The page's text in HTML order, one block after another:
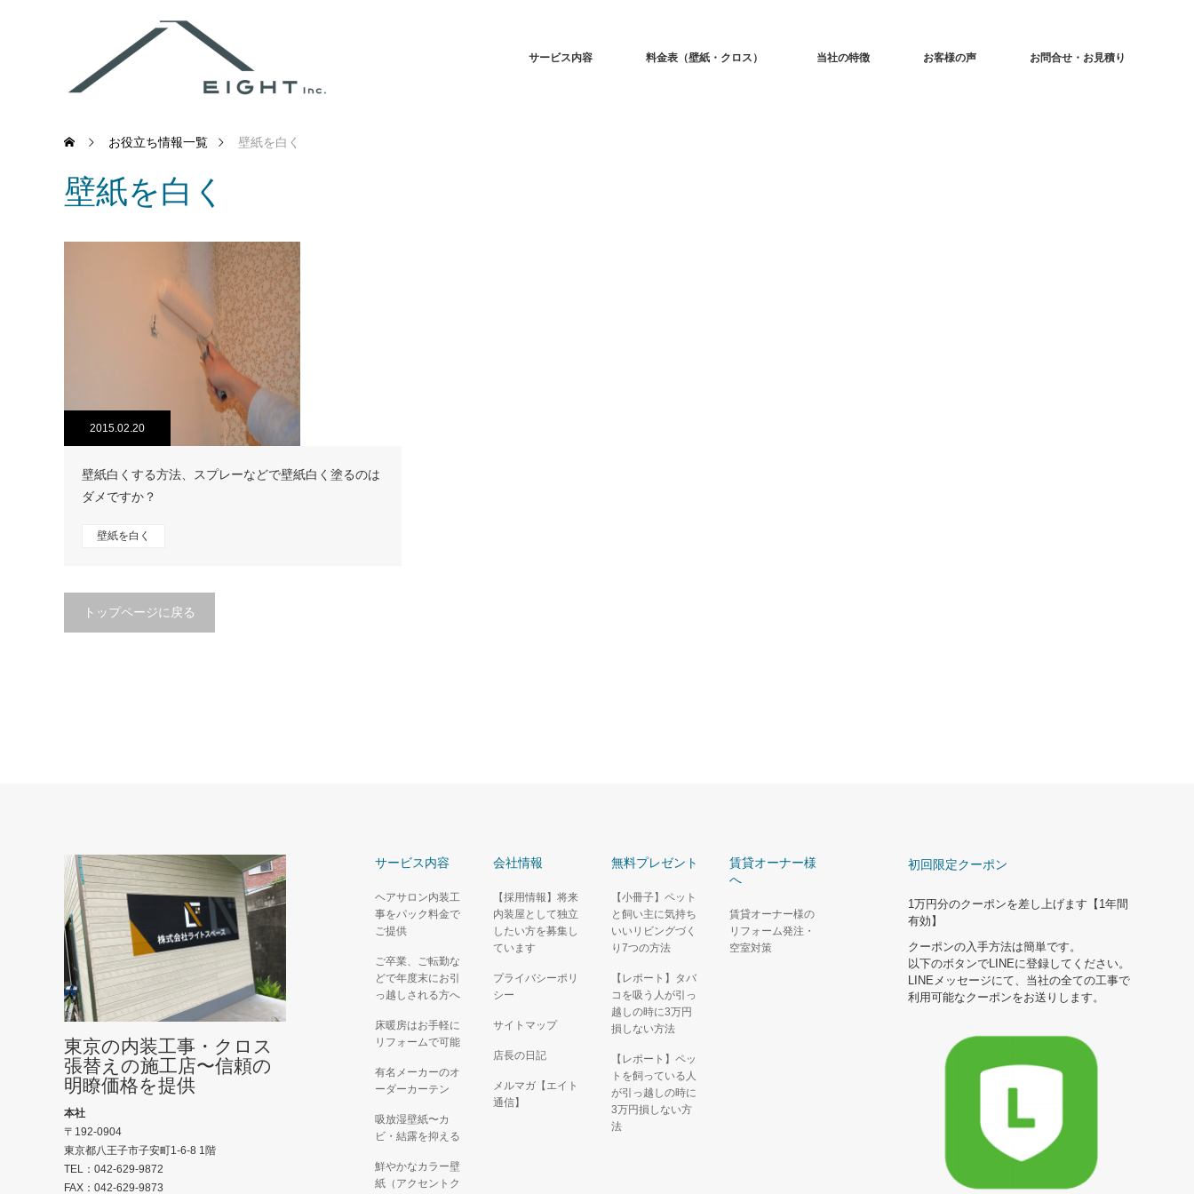
サービス内容 料金表（壁紙・クロス） 当社の特徴 お客様の声 お問合せ・お見積り
お役立ち情報一覧 壁紙を白く
壁紙を白く
2015.02.20
壁紙白くする方法、スプレーなどで壁紙白く塗るのは
ダメですか？
壁紙を白く
トップページに戻る
サービス内容
ヘアサロン内装工
事をパック料金で
ご提供
ご卒業、ご転勤な
どで年度末にお引
っ越しされる方へ
床暖房はお手軽に
リフォームで可能
有名メーカーのオ
ーダーカーテン
吸放湿壁紙〜カ
ビ・結露を抑える
鮮やかなカラー壁
紙（アクセントク
会社情報
【採用情報】将来
内装屋として独立
したい方を募集し
ています
プライバシーポリ
シー
サイトマップ
店長の日記
メルマガ【エイト
通信】
無料プレゼント
【小冊子】ペット
と飼い主に気持ち
いいリビングづく
り7つの方法
【レポート】タバ
コを吸う人が引っ
越しの時に3万円
損しない方法
【レポート】ペッ
トを飼っている人
が引っ越しの時に
3万円損しない方
法
賃貸オーナー様
へ
賃貸オーナー様の
リフォーム発注・
空室対策
初回限定クーポン
1万円分のクーポンを差し上げます【1年間
有効】
クーポンの入手方法は簡単です。
以下のボタンでLINEに登録してください。
LINEメッセージにて、当社の全ての工事で
利用可能なクーポンをお送りします。
東京の内装工事・クロス
張替えの施工店〜信頼の
明瞭価格を提供
本社
〒192-0904
東京都八王子市子安町1-6-8 1階
TEL：042-629-9872
FAX：042-629-9873